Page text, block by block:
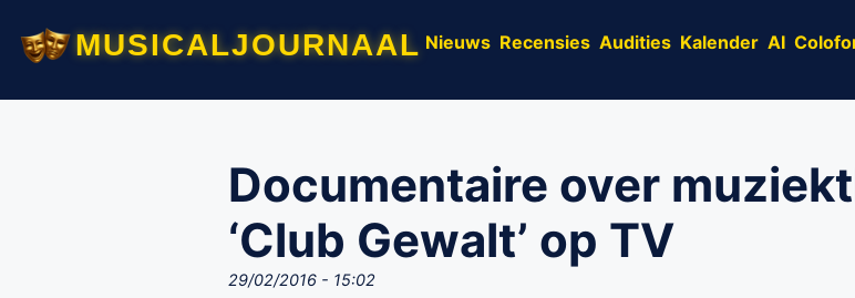
musicaljournaal Nieuws Recensies Audities Kalender AI
Documentaire over
‘Club Gewalt’ op TV
29/02/2016 - 15:02